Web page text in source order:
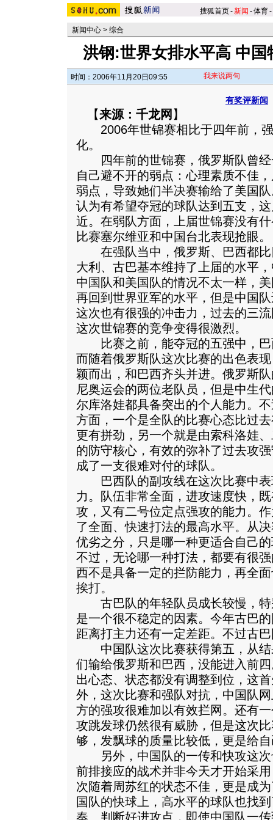
搜狐首页-新闻 -体育-
新闻中心 > 综合
洪钢:世界女排水平高 中国
时间：2006年11月20日09:55 我来说两句
有奖评新闻
【来源：千龙网 】
2006年世锦赛相比于四年前，强
化。
四年前的世锦赛，俄罗斯队曾经
自己避不开的弱点：心理素质不佳
弱点，导致她们半决赛输给了美国
认为有希望夺冠的球队达到五支，
近。在弱队方面，上届世锦赛没有
比赛塞尔维亚和中国台北表现抢眼。
在强队当中，俄罗斯、巴西都比
大利、古巴基本维持了上届的水平
中国队和美国队的情况不太一样，
再回到世界亚军的水平，但是中国
这次也有很强的冲击力，过去的三
这次世锦赛的竞争变得很激烈。
比赛之前，能夺冠的五强中，巴
而随着俄罗斯队这次比赛的出色表
颖而出，和巴西齐头并进。俄罗斯
尼奥运会的两位老队员，但是中生
尔库洛娃都具备突出的个人能力。
方面，一个是全队的比赛心态比过
更有拼劲，另一个就是由索科洛娃
的防守核心，有效的弥补了过去攻
成了一支很难对付的球队。
巴西队的副攻线在这次比赛中表
力。队伍非常全面，进攻速度快，
攻，又有二号位定点强攻的能力。
了全面、快速打法的最高水平。从
优劣之分，只是哪一种更适合自己
不过，无论哪一种打法，都要有很
西不是具备一定的拦防能力，再全
挨打。
古巴队的年轻队员成长较慢，特
是一个很不稳定的因素。今年古巴
距离打主力还有一定差距。不过古
中国队这次比赛获得第五，从结
们输给俄罗斯和巴西，没能进入前
出心态、状态都没有调整到位，这
外，这次比赛和强队对抗，中国队
方的强攻很难加以有效拦网。还有
攻跳发球仍然很有威胁，但是这次
够，发飘球的质量比较低，更是给
另外，中国队的一传和快攻这次
前排接应的战术并非今天才开始采
次随着周苏红的状态不佳，更是成
国队的快球上，高水平的球队也找
奏、判断好进攻点，即使中国队一